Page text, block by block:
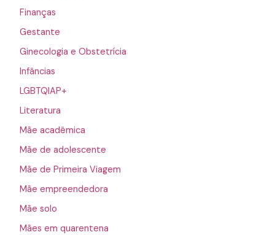
Finanças
Gestante
Ginecologia e Obstetrícia
Infâncias
LGBTQIAP+
Literatura
Mãe acadêmica
Mãe de adolescente
Mãe de Primeira Viagem
Mãe empreendedora
Mãe solo
Mães em quarentena